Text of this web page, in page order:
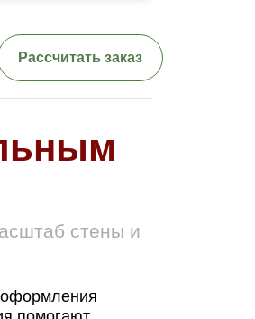
Рассчитать заказ
стены и